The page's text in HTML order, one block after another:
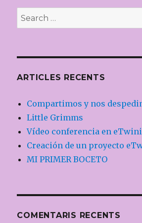
Search
for:
ARTICLES RECENTS
Compartimos y nos
Little Grimms
Vídeo conferencia en
Creación de un proyecto
MI PRIMER BOCETO
COMENTARIS RECENTS